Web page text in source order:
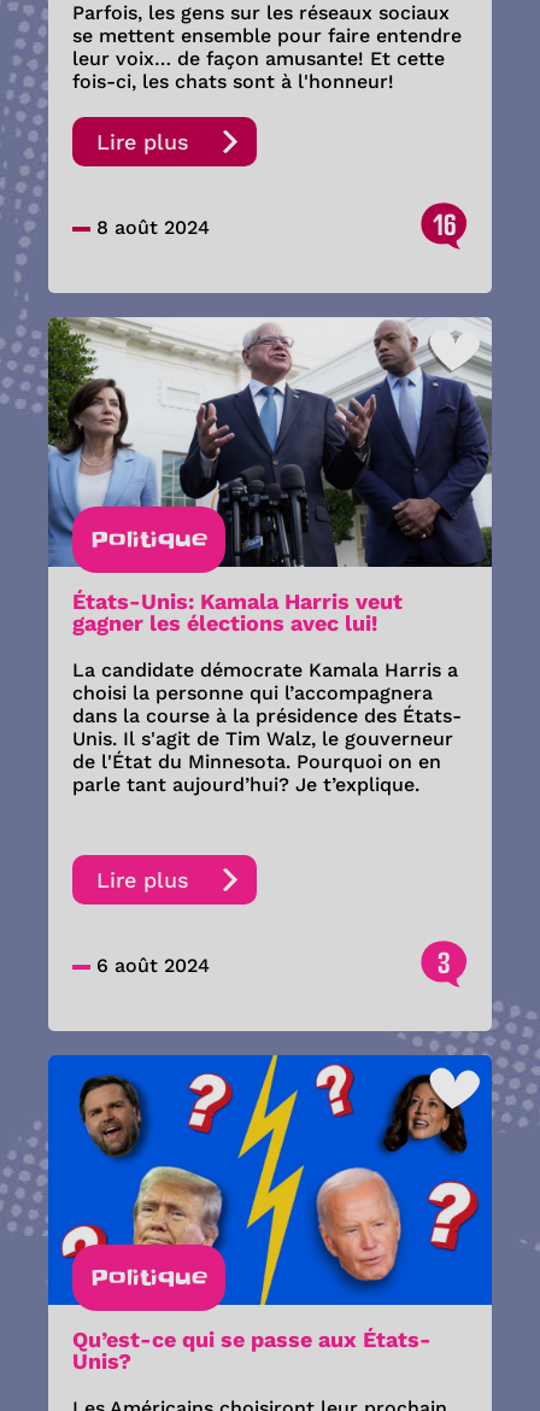
Parfois, les gens sur les réseaux sociaux
se mettent ensemble pour faire entendre
leur voix… de façon amusante! Et cette
fois-ci, les chats sont à l'honneur!
Lire plus
8 août 2024 16
Politique
États-Unis: Kamala Harris veut
gagner les élections avec lui!
La candidate démocrate Kamala Harris a
choisi la personne qui l’accompagnera
dans la course à la présidence des États-
Unis. Il s'agit de Tim Walz, le gouverneur
de l'État du Minnesota. Pourquoi on en
parle tant aujourd’hui? Je t’explique.
Lire plus
6 août 2024 3
Politique
Qu’est-ce qui se passe aux États-
Unis?